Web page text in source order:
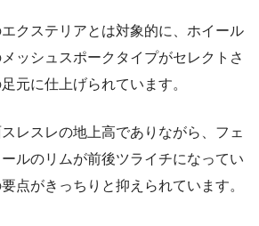
クステリアとは対象的に、ホイール
ッシュスポークタイプがセレクトさ
元に仕上げられています。
レスレの地上高でありながら、フェ
ルのリムが前後ツライチになってい
点がきっちりと抑えられています。